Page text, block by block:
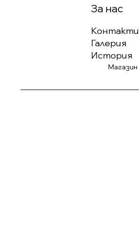
За нас
Контакти
Галерия
История
Магазин